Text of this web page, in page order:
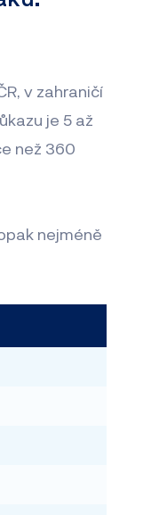
v zahraničí
je 5 až
než 360
nejméně